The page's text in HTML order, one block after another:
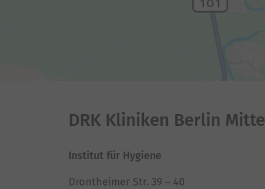
DRK Kliniken Berlin Mitte
Institut für Hygiene
Drontheimer Str. 39 – 40